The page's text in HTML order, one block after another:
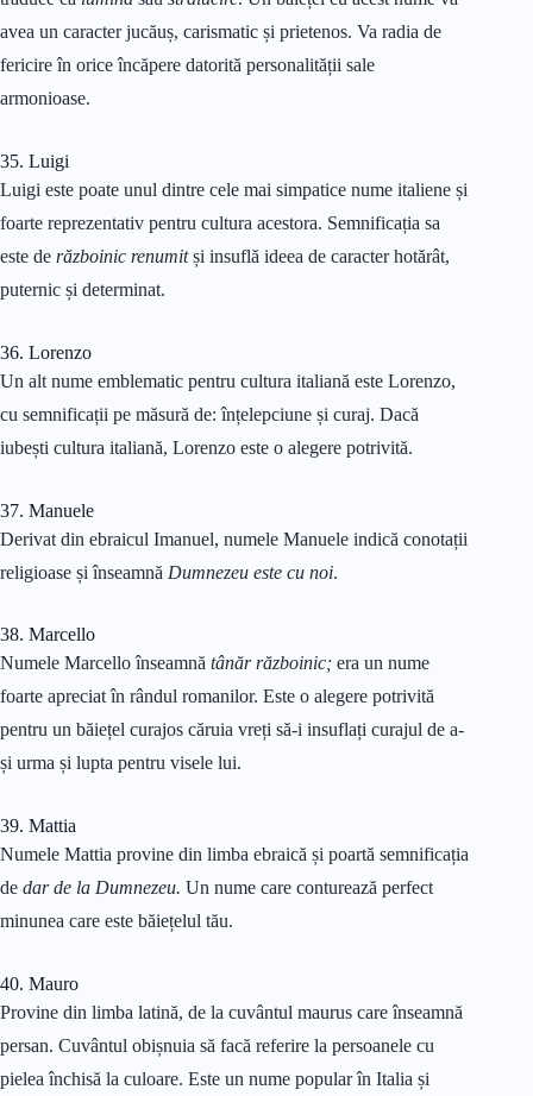
avea un caracter jucăuș, carismatic și prietenos. Va radia de
fericire în orice încăpere datorită personalității sale
armonioase.
35. Luigi
Luigi este poate unul dintre cele mai simpatice nume italiene și
foarte reprezentativ pentru cultura acestora. Semnificația sa
este de războinic renumitși insuflă ideea de caracter hotărât,
puternic și determinat.
36. Lorenzo
Un alt nume emblematic pentru cultura italiană este Lorenzo,
cu semnificații pe măsură de: înțelepciune și curaj. Dacă
iubești cultura italiană, Lorenzo este o alegere potrivită.
37. Manuele
Derivat din ebraicul Imanuel, numele Manuele indică conotații
religioase și înseamnă Dumnezeu este cu noi.
38. Marcello
Numele Marcello înseamnă tânăr războinic; era un nume
foarte apreciat în rândul romanilor. Este o alegere potrivită
pentru un băiețel curajos căruia vreți să-i insuflați curajul de a-
și urma și lupta pentru visele lui.
39. Mattia
Numele Mattia provine din limba ebraică și poartă semnificația
de dar de la Dumnezeu. Un nume care conturează perfect
minunea care este băiețelul tău.
40. Mauro
Provine din limba latină, de la cuvântul maurus care înseamnă
persan. Cuvântul obișnuia să facă referire la persoanele cu
pielea închisă la culoare. Este un nume popular în Italia și